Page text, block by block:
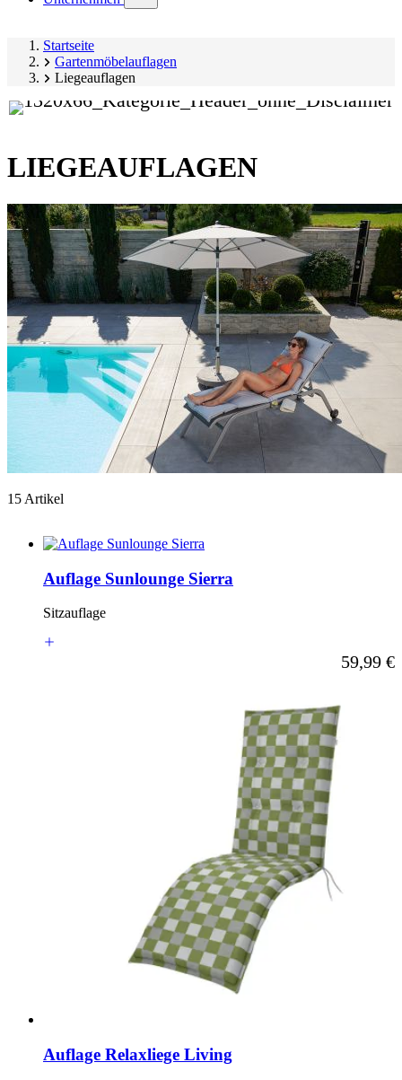
submenu)
Startseite
Gartenmöbelauflagen
Liegeauflagen
LIEGEAUFLAGEN
15 Artikel
Auflage Sunlounge Sierra
Sitzauflage
Ab
59,99 €
Auflage Relaxliege Living